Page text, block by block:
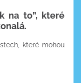
na to”, které
které mohou